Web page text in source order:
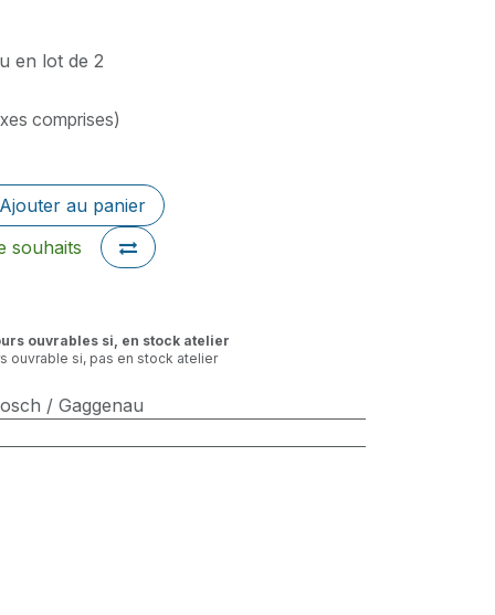
en lot de 2
comprises)
Ajouter au panier
souhaits
ouvrables si, en stock atelier
ouvrable si, pas en stock atelier
/ Gaggenau